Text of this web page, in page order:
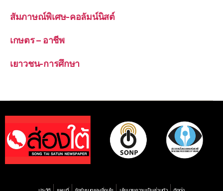
สัมภาษณ์พิเศษ-คอลัมน์นิสต์
เกษตร – อาชีพ
เยาวชน-การศึกษา